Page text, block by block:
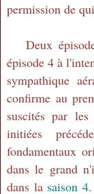
permission de
Deux
épisode 4 à
sympathique
confirme au
suscités par les
initiées
fondamentaux
dans le grand
dans la saison 4